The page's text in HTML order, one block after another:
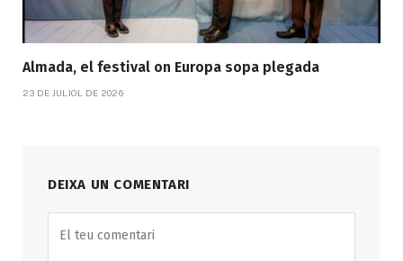
Almada, el festival on Europa sopa plegada
23 DE JULIOL DE 2026
DEIXA UN COMENTARI